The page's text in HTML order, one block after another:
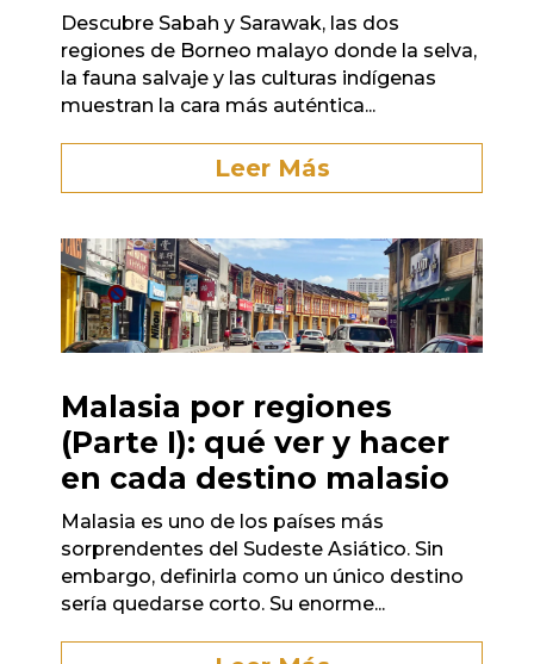
Descubre Sabah y Sarawak, las dos
regiones de Borneo malayo donde la selva,
la fauna salvaje y las culturas indígenas
muestran la cara más auténtica...
Leer Más
Malasia por regiones
(Parte I): qué ver y hacer
en cada destino malasio
Malasia es uno de los países más
sorprendentes del Sudeste Asiático. Sin
embargo, definirla como un único destino
sería quedarse corto. Su enorme...